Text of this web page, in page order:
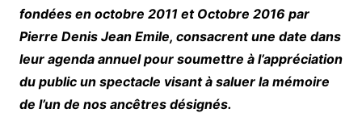
fondées en octobre 2011 et Octobre 2016 par
Pierre Denis Jean Emile, consacrent une date dans
leur agenda annuel pour soumettre à l’appréciation
du public un spectacle visant à saluer la mémoire
de l’un de nos ancêtres désignés.